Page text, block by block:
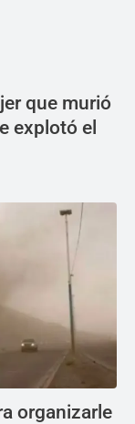
que murió
explotó el
organizarle